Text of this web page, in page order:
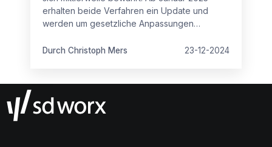
erhalten beide Verfahren ein Update und
werden um gesetzliche Anpassungen
Durch Christoph Mers 23-12-2024